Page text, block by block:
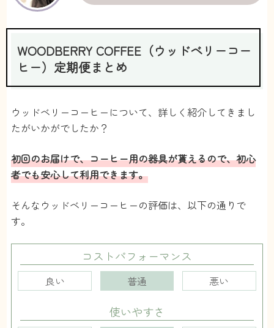
WOODBERRY COFFEE（ウッドベリーコー
ヒー）定期便まとめ
ウッドベリーコーヒーについて、詳しく紹介してきまし
たがいかがでしたか？
初回のお届けで、コーヒー用の器具が貰えるので、初心
者でも安心して利用できます。
そんなウッドベリーコーヒーの評価は、以下の通りで
す。
コストパフォーマンス
良い 普通 悪い
使いやすさ